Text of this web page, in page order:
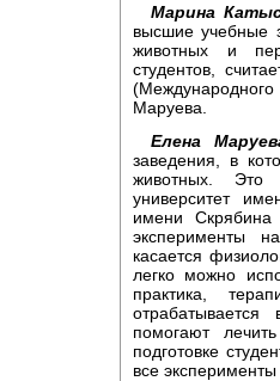
Марина
высшие учебные
животных и
студентов,
Маруева.
Елена
заведения, в
животных. Это
университет
имени
эксперименты
касается
легко можно
практика,
помогают
подготовке
все